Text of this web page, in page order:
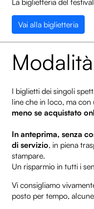
La biglietteria del
Vai alla biglietteria
I biglietti dei singoli
line che in loco, ma con
meno se acquistato
In anteprima, senza
di servizio, in piena
stampare.
Un risparmio in tutti i
Vi consigliamo
posto per tempo,